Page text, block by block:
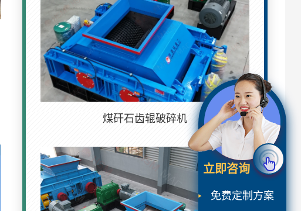
煤矸石齿辊破碎机
立即咨询
免费定制方案